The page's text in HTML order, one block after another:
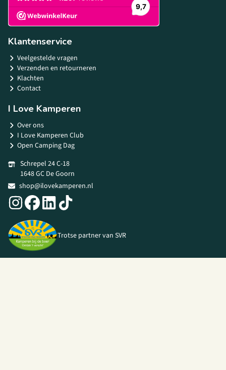
Klantenservice
Veelgestelde vragen
Verzenden en retourneren
Klachten
Contact
I Love Kamperen
Over ons
I Love Kamperen Club
Open Camping Dag
Schrepel 24 C-18
1648 GC De Goorn
shop@ilovekamperen.nl
Trotse partner van SVR